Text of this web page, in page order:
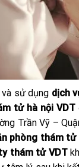
và sử dụng dịch
tử hà nội VDT
Trần Vỹ –
phòng thám tử
thám tử VDT